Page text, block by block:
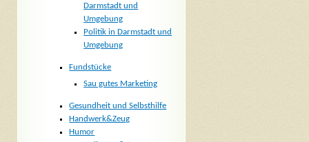
Darmstadt und
Umgebung
Politik in Darmstadt und
Umgebung
Fundstücke
Sau gutes Marketing
Gesundheit und Selbsthilfe
Handwerk&Zeug
Humor